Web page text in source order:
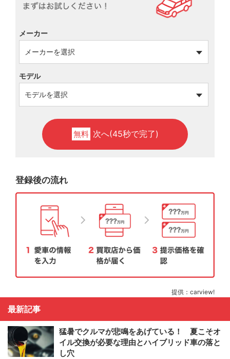
メーカー
モデル
無料 次へ(45秒で完了)
登録後の流れ
提供：carview!
最新記事
猛暑でクルマが悲鳴をあげている！ 夏こそオ
イル交換が必要な理由とハイブリッド車の落と
し穴